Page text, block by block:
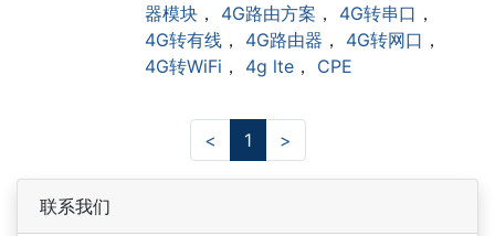
器模块 ， 4G路由方案 ， 4G转串口 ，
4G转有线 ， 4G路由器 ， 4G转网口 ，
4G转WiFi ， 4g lte ， CPE
< 1 >
联系我们